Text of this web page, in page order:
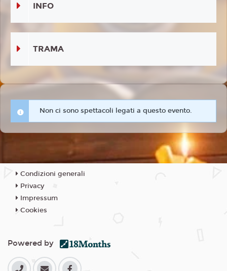
INFO
TRAMA
Non ci sono spettacoli legati a questo evento.
Condizioni generali
Privacy
Impressum
Cookies
Powered by